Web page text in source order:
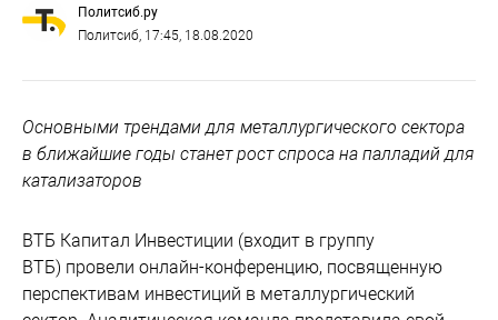
Политсиб.ру
Политсиб , 17:45, 18.08.2020
Основными трендами для металлургического сектора
в ближайшие годы станет рост спроса на палладий для
катализаторов
ВТБ Капитал Инвестиции (входит в группу
ВТБ) провели онлайн-конференцию, посвященную
перспективам инвестиций в металлургический